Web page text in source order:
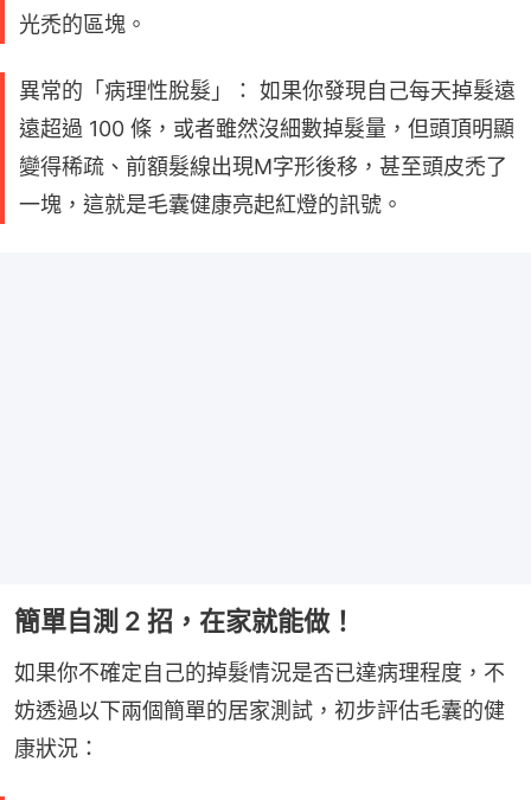
光禿的區塊。
異常的「病理性脫髮」： 如果你發現自己每天掉髮遠
遠超過 100 條，或者雖然沒細數掉髮量，但頭頂明顯
變得稀疏、前額髮線出現M字形後移，甚至頭皮禿了
一塊，這就是毛囊健康亮起紅燈的訊號。
簡單自測 2 招，在家就能做！
如果你不確定自己的掉髮情況是否已達病理程度，不
妨透過以下兩個簡單的居家測試，初步評估毛囊的健
康狀況：